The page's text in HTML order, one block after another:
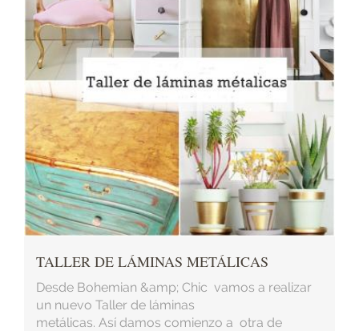
TALLER DE LÁMINAS METÁLICAS
Desde Bohemian &amp; Chic vamos a realizar
un nuevo Taller de láminas
metálicas. Así damos comienzo a otra de